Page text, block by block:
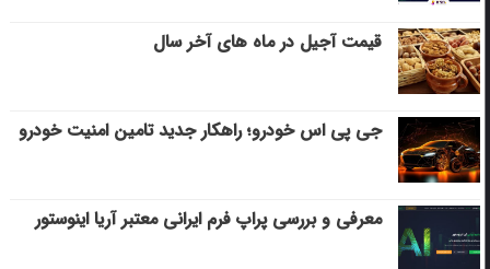
قیمت آجیل در ماه های آخر سال
جی پی اس خودرو؛ راهکار جدید تامین امنیت خودرو
معرفی و بررسی پراپ فرم ایرانی معتبر آریا اینوستور